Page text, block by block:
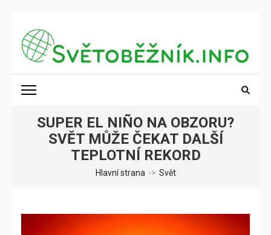
obsah
(stiskněte
Enter)
SVĚTOBĚŽNÍK.INFO
SUPER EL NIÑO NA OBZORU?
SVĚT MŮŽE ČEKAT DALŠÍ
TEPLOTNÍ REKORD
Hlavní strana -> Svět